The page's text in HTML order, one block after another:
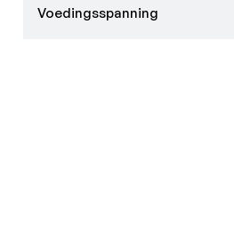
Voedingsspanning